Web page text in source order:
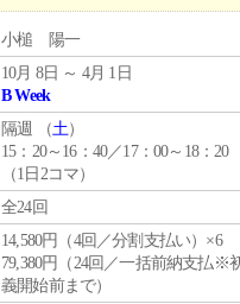
小槌 陽一
10月 8日 ～ 4月 1日
B Week
隔週 （土）
15：20～16：40／17：00～18：20
（1日2コマ）
全24回
14,580円（4回／分割支払い）×6
79,380円（24回／一括前納支払※
義開始前まで）